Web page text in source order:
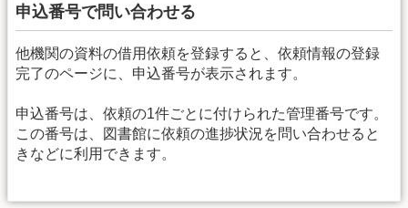
申込番号で問い合わせる
他機関の資料の借用依頼を登録すると、依頼情報の登録
完了のページに、申込番号が表示されます。
申込番号は、依頼の1件ごとに付けられた管理番号です。
この番号は、図書館に依頼の進捗状況を問い合わせると
きなどに利用できます。